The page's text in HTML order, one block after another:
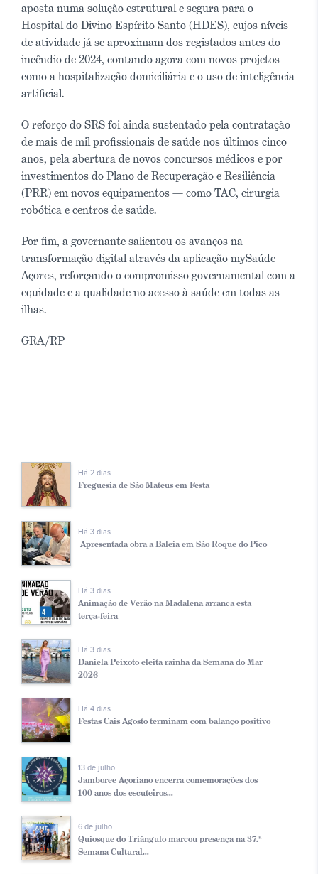
aposta numa solução estrutural e segura para o
Hospital do Divino Espírito Santo (HDES), cujos níveis
de atividade já se aproximam dos registados antes do
incêndio de 2024, contando agora com novos projetos
como a hospitalização domiciliária e o uso de inteligência
artificial.
O reforço do SRS foi ainda sustentado pela contratação
de mais de mil profissionais de saúde nos últimos cinco
anos, pela abertura de novos concursos médicos e por
investimentos do Plano de Recuperação e Resiliência
(PRR) em novos equipamentos — como TAC, cirurgia
robótica e centros de saúde.
Por fim, a governante salientou os avanços na
transformação digital através da aplicação mySaúde
Açores, reforçando o compromisso governamental com a
equidade e a qualidade no acesso à saúde em todas as
ilhas.
GRA/RP
Há 2 dias
Freguesia de São Mateus em Festa
Há 3 dias
Apresentada obra a Baleia em São Roque do Pico
Há 3 dias
Animação de Verão na Madalena arranca esta
terça-feira
Há 3 dias
Daniela Peixoto eleita rainha da Semana do Mar
2026
Há 4 dias
Festas Cais Agosto terminam com balanço positivo
13 de julho
Jamboree Açoriano encerra comemorações dos
100 anos dos escuteiros...
6 de julho
Quiosque do Triângulo marcou presença na 37.ª
Semana Cultural...